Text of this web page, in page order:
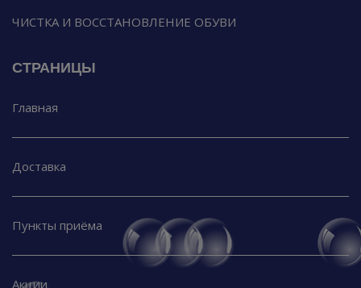
ЧИСТКА И ВОССТАНОВЛЕНИЕ ОБУВИ
СТРАНИЦЫ
Главная
Доставка
Пункты приёма
Акции